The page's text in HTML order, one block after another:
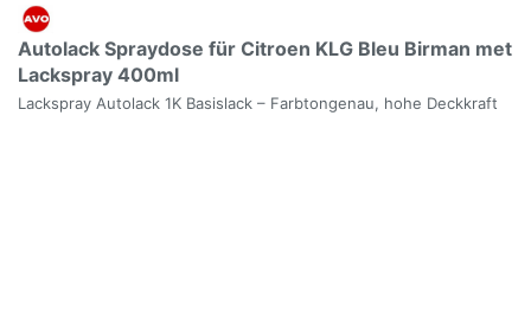
Autolack Spraydose für Citroen KLG Bleu Birman met
Lackspray 400ml
Lackspray Autolack 1K Basislack – Farbtongenau, hohe Deckkraft